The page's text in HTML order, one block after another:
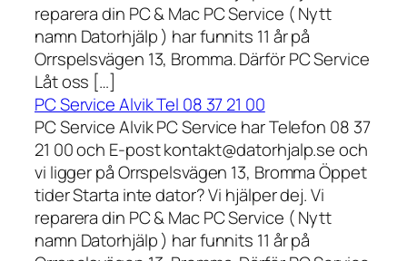
reparera din PC & Mac PC Service ( Nytt
namn Datorhjälp ) har funnits 11 år på
Orrspelsvägen 13, Bromma. Därför PC Service
Låt oss […]
PC Service Alvik Tel 08 37 21 00
PC Service Alvik PC Service har Telefon 08 37
21 00 och E-post kontakt@datorhjalp.se och
vi ligger på Orrspelsvägen 13, Bromma Öppet
tider Starta inte dator? Vi hjälper dej. Vi
reparera din PC & Mac PC Service ( Nytt
namn Datorhjälp ) har funnits 11 år på